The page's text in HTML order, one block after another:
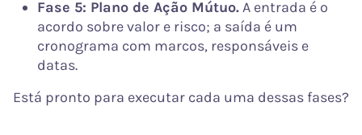
Fase 5: Plano de Ação Mútuo.A entrada é o
acordo sobre valor e risco; a saída é um
cronograma com marcos, responsáveis e
datas.
Está pronto para executar cada uma dessas fases?